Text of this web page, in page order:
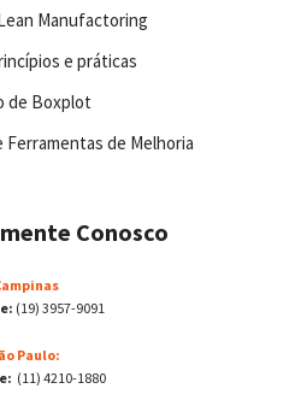
Manufactoring
e práticas
de Boxplot
Ferramentas de Melhoria
Conosco
(19) 3957-9091
Paulo:
(11) 4210-1880